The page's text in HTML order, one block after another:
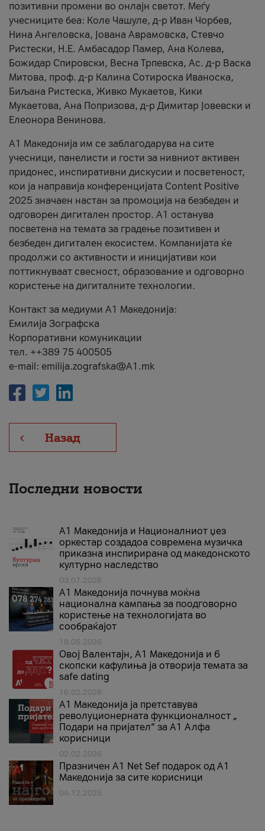
позитивни промени во онлајн светот. Меѓу
учесниците беа: Коле Чашуле, д-р Иван Чорбев,
Нина Ангеловска, Јована Аврамовска, Стевчо
Ристески, Н.Е. Амбасадор Памер, Ана Колева,
Божидар Спировски, Весна Трпевска, Ас. д-р Васка
Митова, проф. д-р Калина Сотироска Иваноска,
Биљана Ристеска, Живко Мукаетов, Кики
Мукаетова, Ана Попризова, д-р Димитар Јовевски и
Елеонора Венинова.
А1 Македонија им се заблагодарува на сите
учесници, панелисти и гости за нивниот активен
придонес, инспиративни дискусии и посветеност,
кои ја направија конференцијата Content Positive
2025 значаен настан за промоција на безбеден и
одговорен дигитален простор. А1 останува
посветена на темата за градење позитивен и
безбеден дигитален екосистем. Компанијата ќе
продолжи со активности и иницијативи кои
поттикнуваат свесност, образование и одговорно
користење на дигиталните технологии.
Контакт за медиуми А1 Македонија:
Емилија Зографска
Корпоративни комуникации
тел. ++389 75 400505
e-mail: emilija.zografska@A1.mk
Назад
Последни новости
А1 Македонија и Националниот џез
оркестар создадоа современа музичка
приказна инспирирана од македонското
културно наследство
03.07.2026
A1 Македонија почнува моќна
национална кампања за поодговорно
користење на технологијата во
сообраќајот
18.05.2026
Овој Валентајн, A1 Македонија и 6
скопски кафулиња ја отворија темата за
safe dating
16.02.2026
А1 Македонија ја претставува
револуционерната функционалност „
Подари на пријател“ за А1 Алфа
корисници
02.02.2026
Празничен A1 Net Sеf подарок од А1
Македонија за сите корисници
04.12.2025